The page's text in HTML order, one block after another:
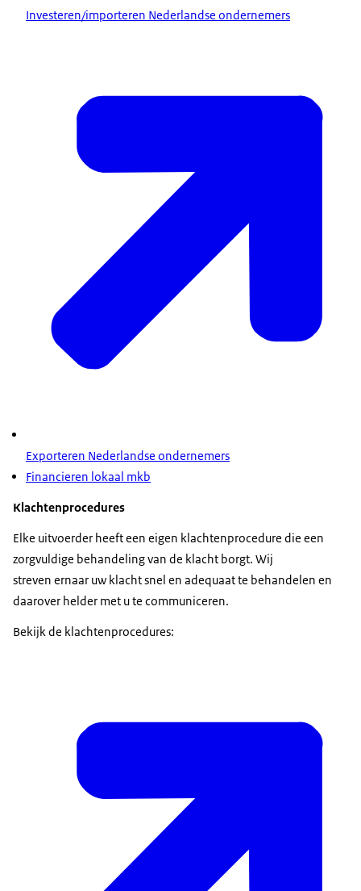
Investeren/importeren Nederlandse ondernemers
Exporteren Nederlandse ondernemers
Financieren lokaal mkb
Klachtenprocedures
Elke uitvoerder heeft een eigen klachtenprocedure die een
zorgvuldige behandeling van de klacht borgt. Wij
streven ernaar uw klacht snel en adequaat te behandelen en
daarover helder met u te communiceren.
Bekijk de klachtenprocedures: